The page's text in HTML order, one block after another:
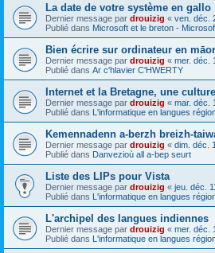
La date de votre système en
Dernier message par drouizig « ven. déc.
Publié dans Microsoft et le breton -
Bien écrire sur ordinateur en
Dernier message par drouizig « mer. déc.
Publié dans Ar c'hlavier C'HWERTY
Internet et la Bretagne, une
Dernier message par drouizig « mar. déc.
Publié dans L'informatique en langues
Kemennadenn a-berzh breizh-
Dernier message par drouizig « dim. déc.
Publié dans Danvezioù all a-bep seurt
Liste des LIPs pour Vista
Dernier message par drouizig « jeu. déc.
Publié dans L'informatique en langues
L'archipel des langues indiennes
Dernier message par drouizig « mer. déc.
Publié dans L'informatique en langues